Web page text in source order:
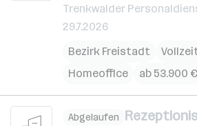
Trenkwalder
29.7.2026
Bezirk Freistadt
Homeoffice
ab 53.900
Abgelaufen